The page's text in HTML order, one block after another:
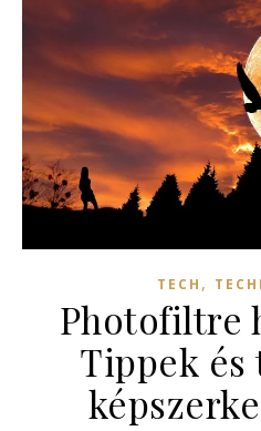
TECH ,
Photofiltre
Tippek és